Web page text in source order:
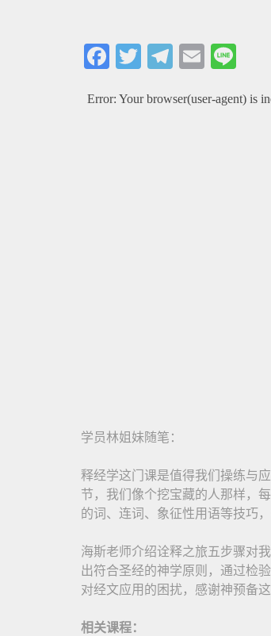
Facebook
TwitterTelegram
Email
学员林姐妹随笔：
释经学这门课是值得我们操练与
节，我们像个挖宝藏的人那样，
的词、连词、象征性用语等技巧
海斯老师介绍诠释之旅五步骤对
出符合圣经的神学原则，通过检
对经文应用的困扰，感谢神预备这
相关课程：